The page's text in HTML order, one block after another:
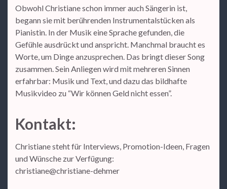
Obwohl Christiane schon immer auch Sängerin ist,
begann sie mit berührenden Instrumentalstücken als
Pianistin. In der Musik eine Sprache gefunden, die
Gefühle ausdrückt und anspricht. Manchmal braucht es
Worte, um Dinge anzusprechen. Das bringt dieser Song
zusammen. Sein Anliegen wird mit mehreren Sinnen
erfahrbar: Musik und Text, und dazu das bildhafte
Musikvideo zu “Wir können Geld nicht essen”.
Kontakt:
Christiane steht für Interviews, Promotion-Ideen, Fragen
und Wünsche zur Verfügung:
christiane@christiane-dehmer